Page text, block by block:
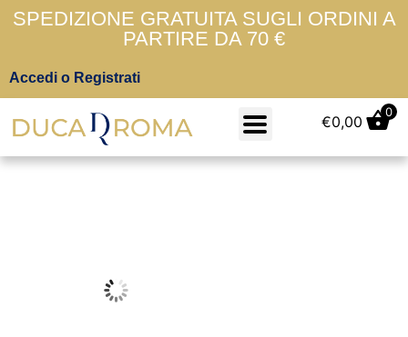
SPEDIZIONE GRATUITA SUGLI ORDINI A
PARTIRE DA 70 €
Accedi o Registrati
€0,00
0